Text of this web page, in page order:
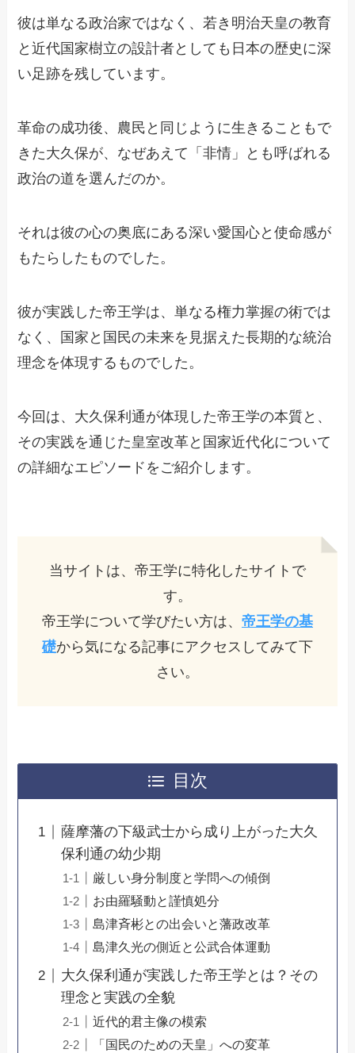
彼は単なる政治家ではなく、若き明治天皇の教育
と近代国家樹立の設計者としても日本の歴史に深
い足跡を残しています。
革命の成功後、農民と同じように生きることもで
きた大久保が、なぜあえて「非情」とも呼ばれる
政治の道を選んだのか。
それは彼の心の奥底にある深い愛国心と使命感が
もたらしたものでした。
彼が実践した帝王学は、単なる権力掌握の術では
なく、国家と国民の未来を見据えた長期的な統治
理念を体現するものでした。
今回は、大久保利通が体現した帝王学の本質と、
その実践を通じた皇室改革と国家近代化について
の詳細なエピソードをご紹介します。
当サイトは、帝王学に特化したサイトで
す。
帝王学について学びたい方は、 帝王学の基
礎から気になる記事にアクセスしてみて下
さい。
目次
薩摩藩の下級武士から成り上がった大久
保利通の幼少期
厳しい身分制度と学問への傾倒
お由羅騒動と謹慎処分
島津斉彬との出会いと藩政改革
島津久光の側近と公武合体運動
大久保利通が実践した帝王学とは？その
理念と実践の全貌
近代的君主像の模索
「国民のための天皇」への変革